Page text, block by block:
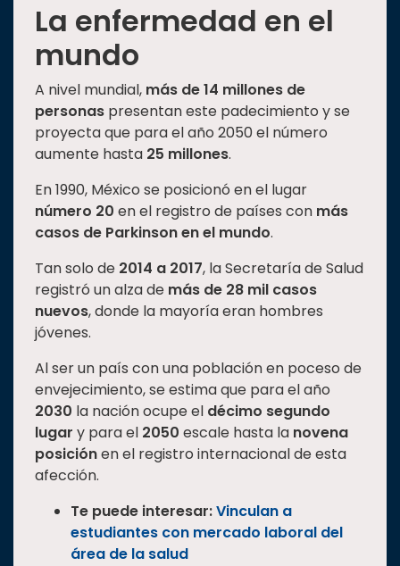
La enfermedad en el
mundo
A nivel mundial, más de 14 millones de
personas presentan este padecimiento y se
proyecta que para el año 2050 el número
aumente hasta 25 millones.
En 1990, México se posicionó en el lugar
número 20 en el registro de países con más
casos de Parkinson en el mundo.
Tan solo de 2014 a 2017, la Secretaría de Salud
registró un alza de más de 28 mil casos
nuevos, donde la mayoría eran hombres
jóvenes.
Al ser un país con una población en poceso de
envejecimiento, se estima que para el año
2030 la nación ocupe el décimo segundo
lugar y para el 2050 escale hasta la novena
posiciónen el registro internacional de esta
afección.
Te puede interesar:Vinculan a
estudiantes con mercado laboral del
área de la salud